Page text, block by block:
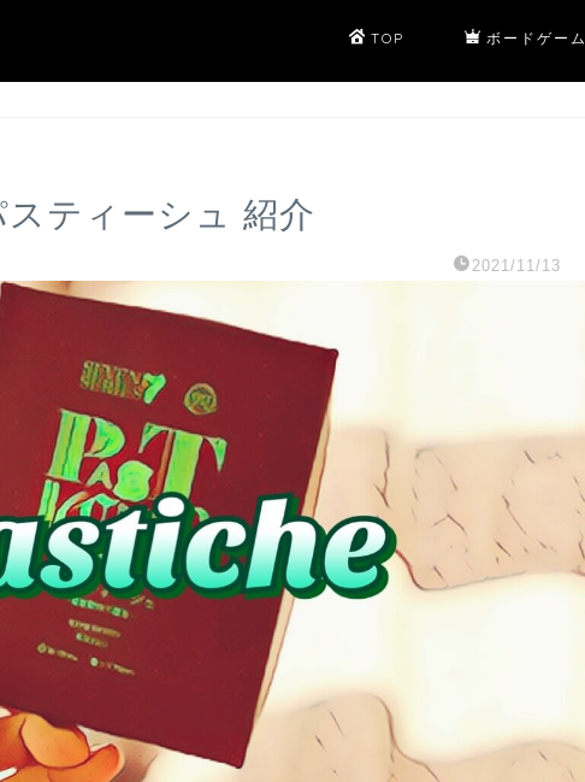
TOP ボードゲーム
ティーシュ 紹介
2021/11/13